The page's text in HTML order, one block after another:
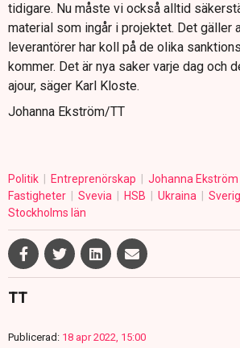
tidigare. Nu måste vi också alltid
material som ingår i projektet. Det gäller
leverantörer har koll på de olika
kommer. Det är nya saker varje dag och
ajour, säger Karl Kloste.
Johanna Ekström/TT
Politik Entreprenörskap Johanna Ekström
Fastigheter
Svevia HSB Ukraina
Stockholms län
TT
Publicerad: 18 apr 2022, 15:00